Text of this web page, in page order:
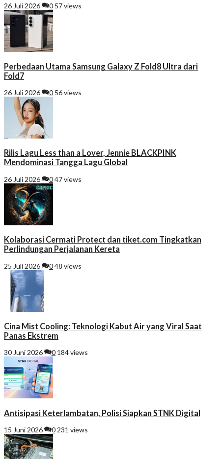
26 Juli 2026 0 57 views
Perbedaan Utama Samsung Galaxy Z Fold8 Ultra dari
Fold7
26 Juli 2026 0 56 views
Rilis Lagu Less than a Lover, Jennie BLACKPINK
Mendominasi Tangga Lagu Global
26 Juli 2026 047 views
Kolaborasi Cermati Protect dan tiket.com Tingkatkan
Perlindungan Perjalanan Kereta
25 Juli 2026 048 views
Cina Mist Cooling: Teknologi Kabut Air yang Viral Saat
Panas Ekstrem
30 Juni 2026 0 184 views
Antisipasi Keterlambatan, Polisi Siapkan STNK Digital
15 Juni 2026 0 231 views